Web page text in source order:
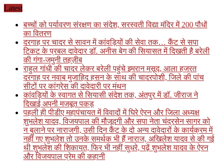
Skip
content
Latest
बच्चों को पर्यावरण संरक्षण का संदेश, सरस्वती विद्या मंदिर में 200 पौधों
का वितरण
दरगाह पर चादर से सावन में कांवड़ियों की सेवा तक… कैंट से सपा
टिकट के प्रबल दावेदार डॉ. अनीस बेग की सियासत में दिखती है बरेली
की गंगा-जमुनी तहज़ीब
राहुल गांधी की चादर लेकर बरेली पहुंचे इमरान मसूद, आला हजरत
दरगाह पर नवाब मुजाहिद हसन के साथ की चादरपोशी, जिले की पांच
सीटों पर कांग्रेस की दावेदारी पर मंथन
कांवड़ियों के स्वागत से सियासी संदेश तक, अंतपुर में डॉ. जीराज ने
दिखाई अपनी मजबूत पकड़
पहली ही पीडीए महापंचायत में विवादों में घिरे ऐरन और जिला अध्यक्ष
शुभलेश यादव, विजयपाल की मौजूदगी और सपा नेता चंद्रसेन सागर को
न बुलाने पर नाराजगी, उसी दिन कैंट के दो अन्य दावेदारों के कार्यक्रम में
नहीं गए शुभलेश तो उनके समर्थक भी हैं नाराज, अखिलेश यादव से की गई
थी शुभलेश की शिकायत, फिर भी नहीं सुधरे, पढ़ें शुभलेश यादव के ऐरन
और विजयपाल प्रेम की कहानी